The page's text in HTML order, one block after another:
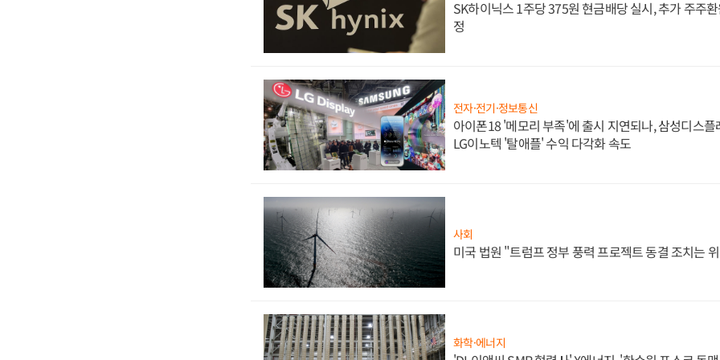
SK하이닉스 1주당 375원 현금배당 실시, 추가 주주
정
전자·전기·정보통신
아이폰18 '메모리 부족'에 출시 지연되나, 삼성디스
LG이노텍 '탈애플' 수익 다각화 속도
사회
미국 법원 "트럼프 정부 풍력 프로젝트 동결 조치는
화학·에너지